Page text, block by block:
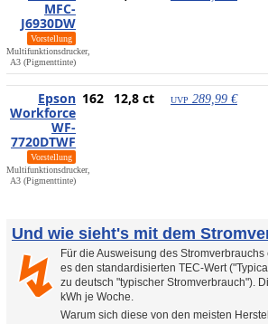
MFC-
J6930DW
Vorstellung
Multifunktionsdrucker,
A3 (Pigmenttinte)
Epson
Workforce
WF-
7720DTWF
Vorstellung
Multifunktionsdrucker,
A3 (Pigmenttinte)
162 12,8 ct UVP 289,99 €
Und wie sieht's mit dem
↯
Für die Ausweisung des
es den standardisierten TEC-Wert
zu deutsch "typischer Stromverbrauch").
kWh je Woche.
Warum sich diese von den meisten